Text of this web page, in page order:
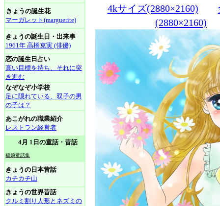
きょうの誕生花
マーガレット(marguerite)
きょうの誕生日・出来事
1961年 高橋克実 (俳優)
恋の誕生日占い
高い目標を持ち、それに突
き進む
なぞなぞ小学校
足に隠れている、双子の男
の子は？
あこがれの職業紹介
レストラン経営者
4月 1日の童話・昔話
福娘童話集
きょうの日本昔話
カチカチ山
きょうの世界昔話
クルミ割り人形とネズミの
4kサイズ(2880×2160)
(2880×2160)